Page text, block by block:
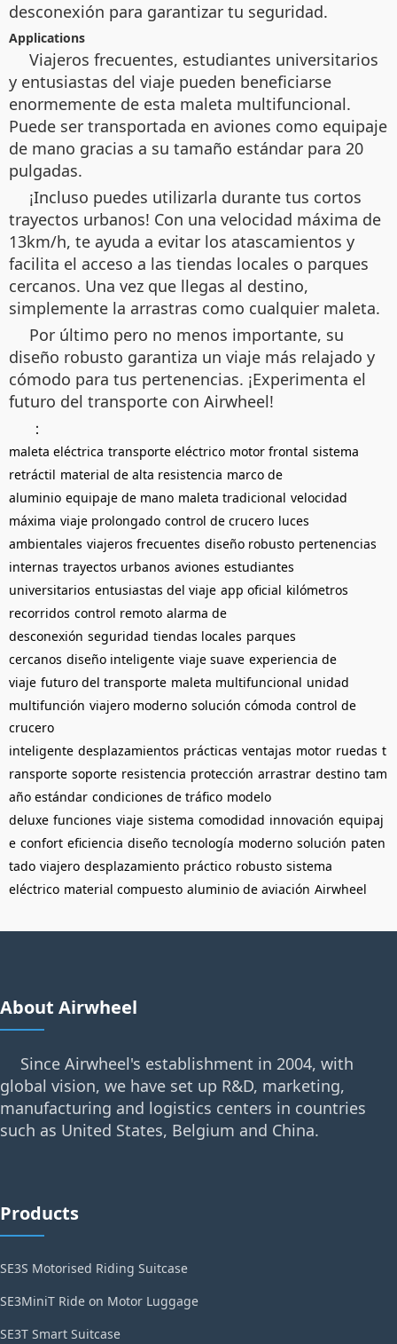
desconexión para garantizar tu seguridad.
Applications
Viajeros frecuentes, estudiantes universitarios
y entusiastas del viaje pueden beneficiarse
enormemente de esta maleta multifuncional.
Puede ser transportada en aviones como equipaje
de mano gracias a su tamaño estándar para 20
pulgadas.
¡Incluso puedes utilizarla durante tus cortos
trayectos urbanos! Con una velocidad máxima de
13km/h, te ayuda a evitar los atascamientos y
facilita el acceso a las tiendas locales o parques
cercanos. Una vez que llegas al destino,
simplemente la arrastras como cualquier maleta.
Por último pero no menos importante, su
diseño robusto garantiza un viaje más relajado y
cómodo para tus pertenencias. ¡Experimenta el
futuro del transporte con Airwheel!
：
maleta eléctrica transporte eléctrico motor frontal sistema
retráctil material de alta resistencia marco de
aluminio equipaje de mano maleta tradicional velocidad
máxima viaje prolongado control de crucero luces
ambientales viajeros frecuentes diseño robusto pertenencias
internas trayectos urbanos aviones estudiantes
universitarios entusiastas del viaje app oficial kilómetros
recorridos control remoto alarma de
desconexión seguridad tiendas locales parques
cercanos diseño inteligente viaje suave experiencia de
viaje futuro del transporte maleta multifuncional unidad
multifunción viajero moderno solución cómoda control de
crucero
inteligente desplazamientos prácticas ventajas motor ruedas t
ransporte soporte resistencia protección arrastrar destino tam
año estándar condiciones de tráfico modelo
deluxe funciones viaje sistema comodidad innovación equipaj
e confort eficiencia diseño tecnología moderno solución paten
tado viajero desplazamiento práctico robusto sistema
eléctrico material compuesto aluminio de aviación Airwheel
About Airwheel
Since Airwheel's establishment in 2004, with
global vision, we have set up R&D, marketing,
manufacturing and logistics centers in countries
such as United States, Belgium and China.
Products
SE3S Motorised Riding Suitcase
SE3MiniT Ride on Motor Luggage
SE3T Smart Suitcase